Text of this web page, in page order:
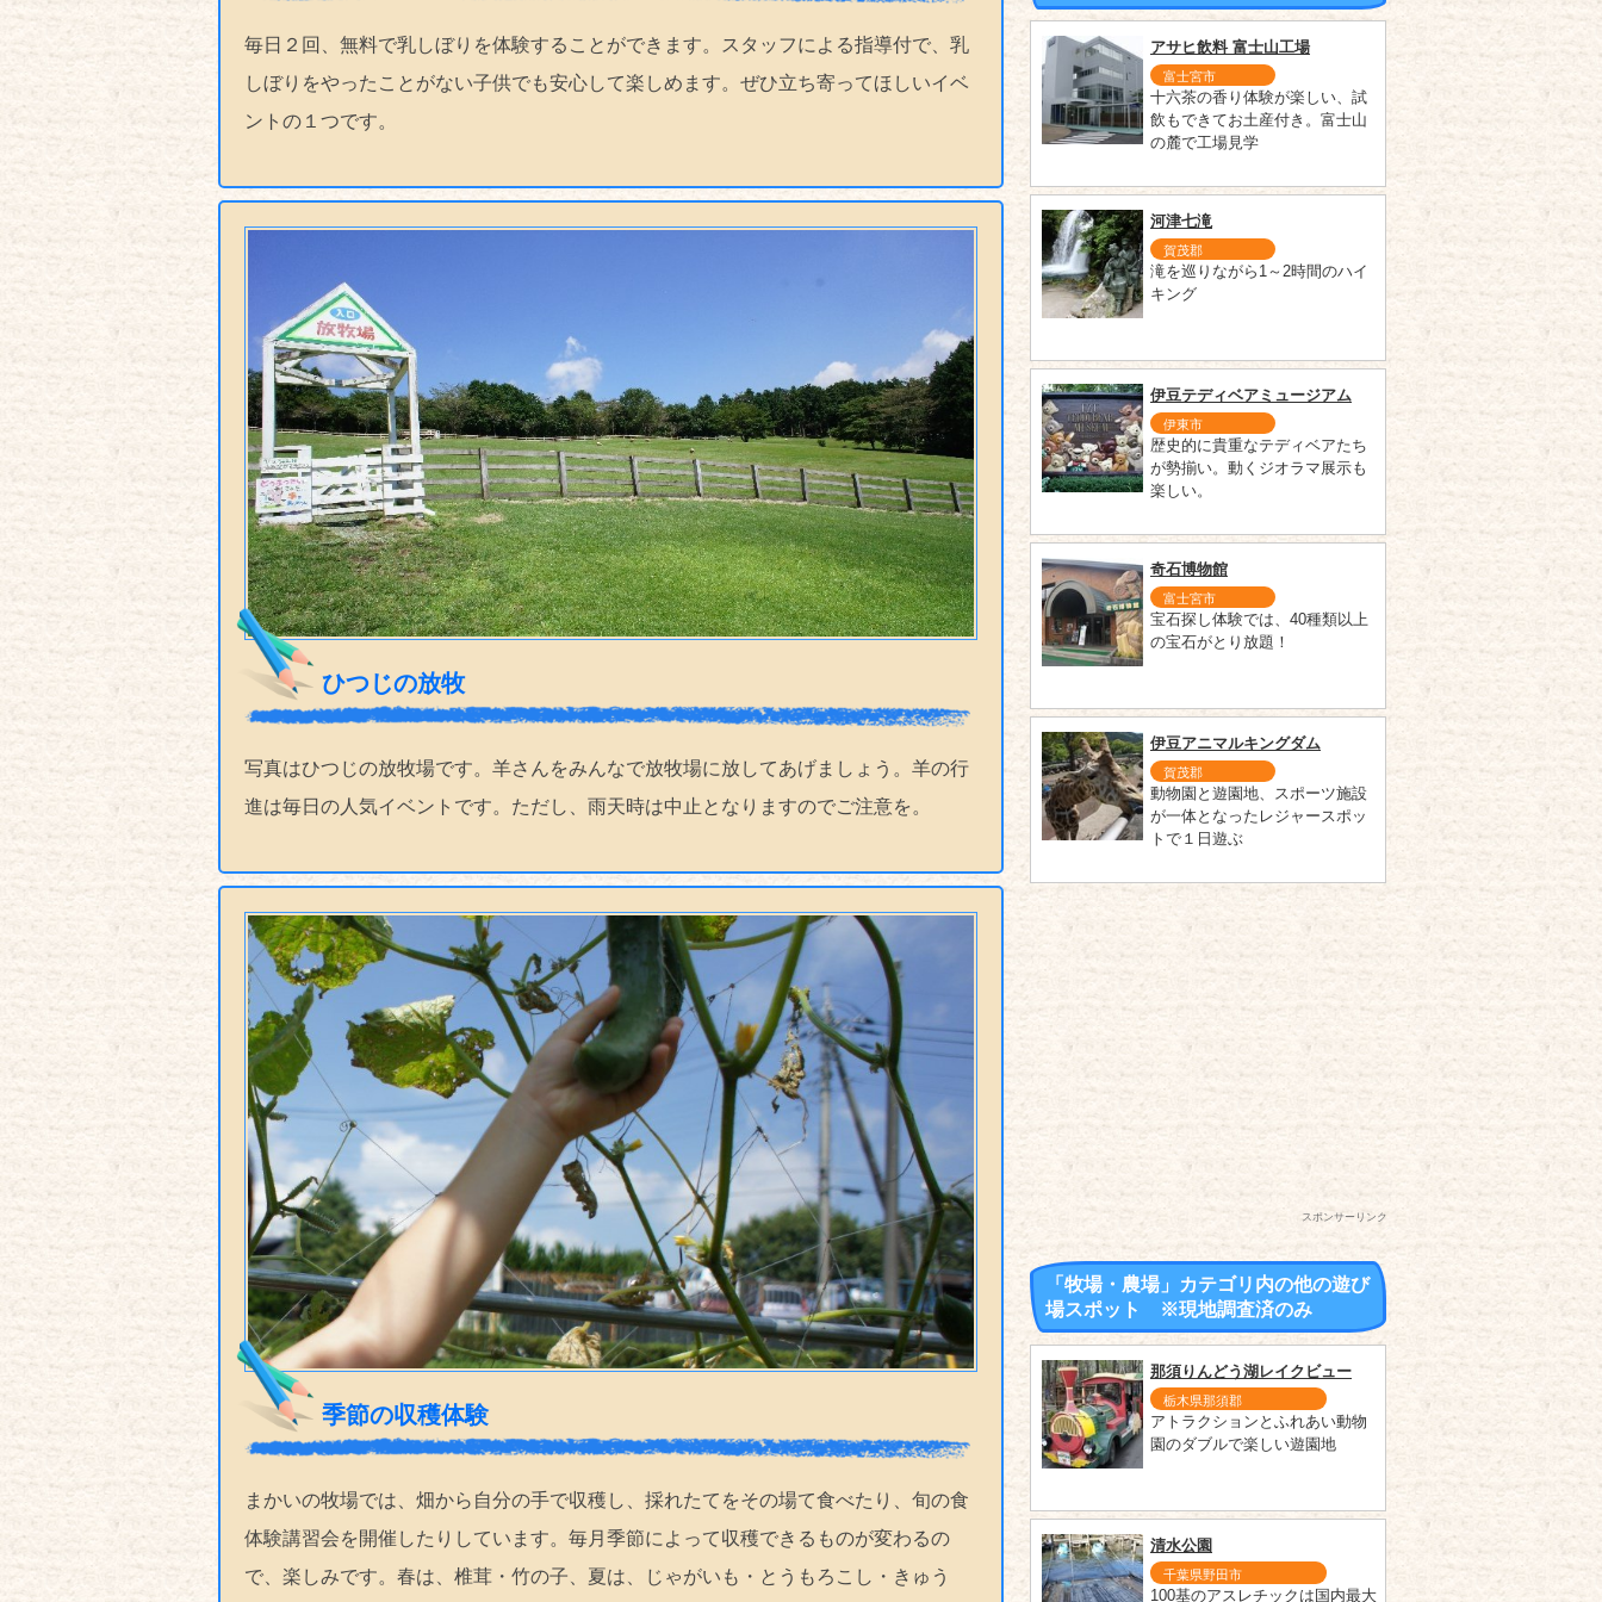
毎日２回、無料で乳しぼりを体験することができます。スタッフによる指導付で、乳
しぼりをやったことがない子供でも安心して楽しめます。ぜひ立ち寄ってほしいイベ
ントの１つです。
ひつじの放牧
写真はひつじの放牧場です。羊さんをみんなで放牧場に放してあげましょう。羊の行
進は毎日の人気イベントです。ただし、雨天時は中止となりますのでご注意を。
季節の収穫体験
まかいの牧場では、畑から自分の手で収穫し、採れたてをその場て食べたり、旬の食
体験講習会を開催したりしています。毎月季節によって収穫できるものが変わるの
で、楽しみです。春は、椎茸・竹の子、夏は、じゃがいも・とうもろこし・きゅう
アサヒ飲料 富士山工場
富士宮市
十六茶の香り体験が楽しい、試
飲もできてお土産付き。富士山
の麓で工場見学
河津七滝
賀茂郡
滝を巡りながら1～2時間のハイ
キング
伊豆テディベアミュージアム
伊東市
歴史的に貴重なテディベアたち
が勢揃い。動くジオラマ展示も
楽しい。
奇石博物館
富士宮市
宝石探し体験では、40種類以上
の宝石がとり放題！
伊豆アニマルキングダム
賀茂郡
動物園と遊園地、スポーツ施設
が一体となったレジャースポッ
トで１日遊ぶ
スポンサーリンク
「牧場・農場」カテゴリ内の他の遊び
場スポット ※現地調査済のみ
那須りんどう湖レイクビュー
栃木県那須郡
アトラクションとふれあい動物
園のダブルで楽しい遊園地
清水公園
千葉県野田市
100基のアスレチックは国内最大